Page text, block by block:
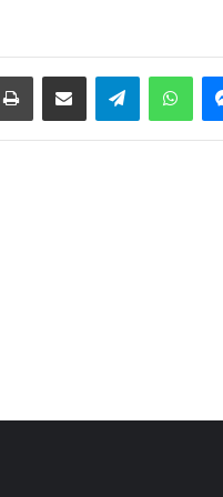
پیام رسان واتس آپ تلگرام اشتراک گذاری از طریق ایمیل